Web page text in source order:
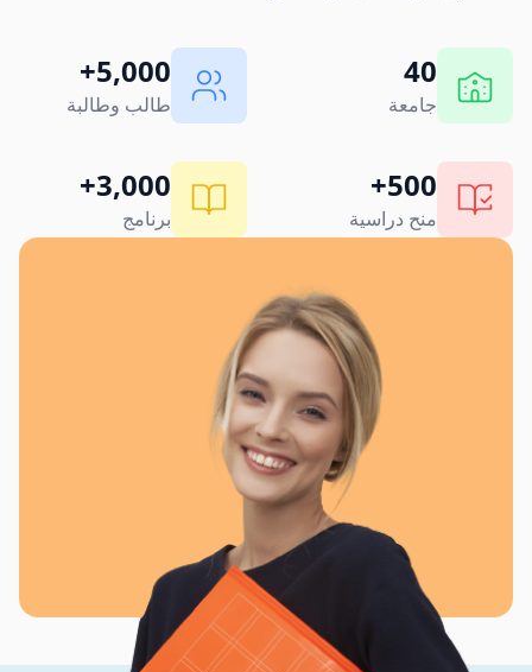
40
جامعة
5,000+
طالب وطالبة
500+
منح دراسية
3,000+
برنامج